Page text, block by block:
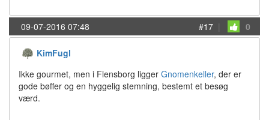
09-07-2016 07:48 #17 | 0
KimFugl
Ikke gourmet, men i Flensborg ligger Gnomenkeller, der er
gode bøffer og en hyggelig stemning, bestemt et besøg
værd.